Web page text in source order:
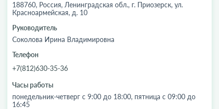
188760, Россия, Ленинградская обл., г. Приозерск, ул.
Красноармейская, д. 10
Руководитель
Соколова Ирина Владимировна
Телефон
+7(812)630-35-36
Часы работы
понедельник-четверг с 9:00 до 18:00, пятница с 09:00 до
16:45